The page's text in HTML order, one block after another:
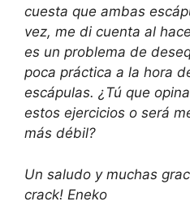
cuesta que ambas
vez, me di cuenta al
es un problema de
poca práctica a la hora
escápulas. ¿Tú que
estos ejercicios o será
más débil?
Un saludo y muchas
crack! Eneko